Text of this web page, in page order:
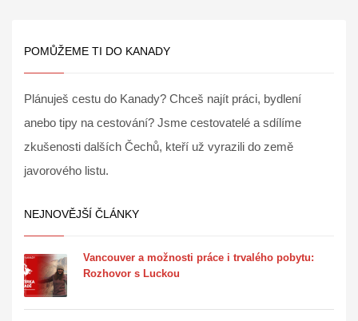
POMŮŽEME TI DO KANADY
Plánuješ cestu do Kanady? Chceš najít práci, bydlení
anebo tipy na cestování? Jsme cestovatelé a sdílíme
zkušenosti dalších Čechů, kteří už vyrazili do země
javorového listu.
NEJNOVĚJŠÍ ČLÁNKY
Vancouver a možnosti práce i trvalého pobytu:
Rozhovor s Luckou